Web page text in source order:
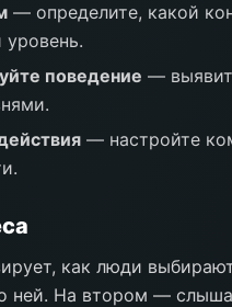
— определите, какой
поведение —
— настройте
как люди
ней. На втором —